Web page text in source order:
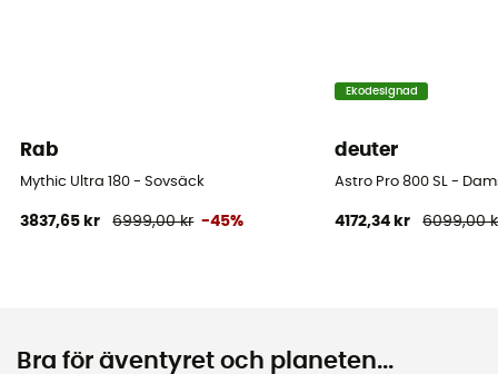
Rab
Mythic Ultra 180 - Sovsäck
3837,65 kr 6999,00 kr -45%
Ekodesignad
deuter
Astro Pro 800 SL -
4172,34 kr 6099,00
Bra för äventyret och planeten...